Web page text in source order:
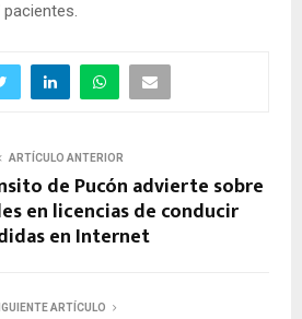
ARTÍCULO ANTERIOR
de Pucón advierte sobre
en licencias de conducir
en Internet
ARTÍCULO